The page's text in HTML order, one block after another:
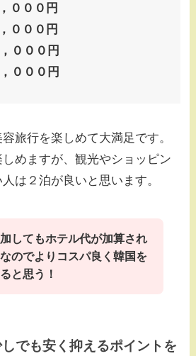
０００円
０００円
０００円
０００円
旅行を楽しめて大満足です。
めますが、観光やショッピン
は２泊が良いと思います。
してもホテル代が加算され
のでよりコスパ良く韓国を
と思う！
でも安く抑えるポイントを